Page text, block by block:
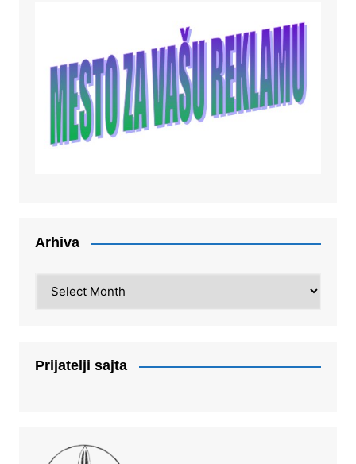
Arhiva
Prijatelji sajta